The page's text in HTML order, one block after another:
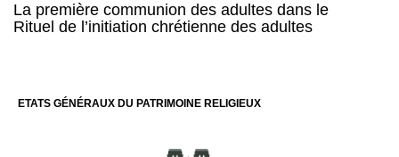
La première communion des adultes dans le
Rituel de l’initiation chrétienne des adultes
ETATS GÉNÉRAUX DU PATRIMOINE RELIGIEUX